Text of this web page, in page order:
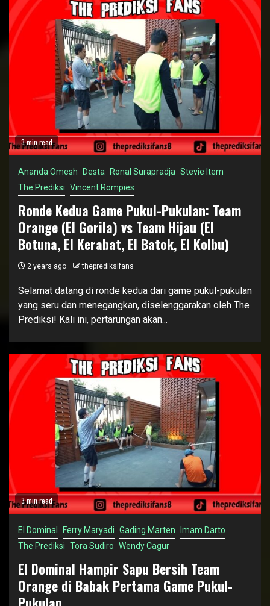
3 min read
Ananda Omesh Desta Ronal Surapradja Stevie Item
The Prediksi Vincent Rompies
Ronde Kedua Game Pukul-Pukulan: Team
Orange (El Gorila) vs Team Hijau (El
Botuna, El Kerabat, El Batok, El Kolbu)
2 years ago theprediksifans
Selamat datang di ronde kedua dari game pukul-pukulan
yang seru dan menegangkan, diselenggarakan oleh The
Prediksi! Kali ini, pertarungan akan...
3 min read
El Dominal Ferry Maryadi Gading Marten
Imam Darto
The Prediksi Tora Sudiro Wendy Cagur
El Dominal Hampir Sapu Bersih Team
Orange di Babak Pertama Game Pukul-